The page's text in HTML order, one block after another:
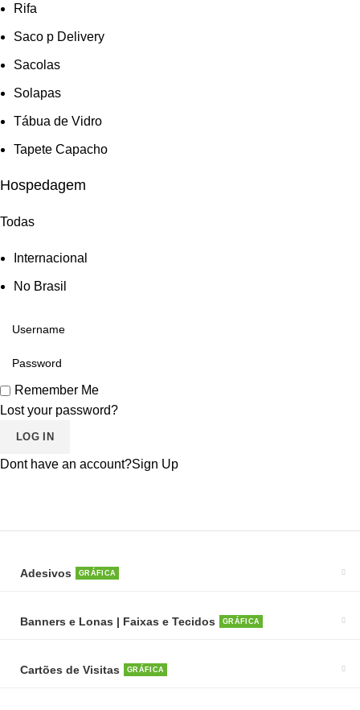
Rifa
Saco p Delivery
Sacolas
Solapas
Tábua de Vidro
Tapete Capacho
Hospedagem
Todas
Internacional
No Brasil
Remember Me
Lost your password?
Dont have an account?Sign Up
Adesivos GRÁFICA
Banners e Lonas | Faixas e Tecidos GRÁFICA
Cartões de Visitas GRÁFICA